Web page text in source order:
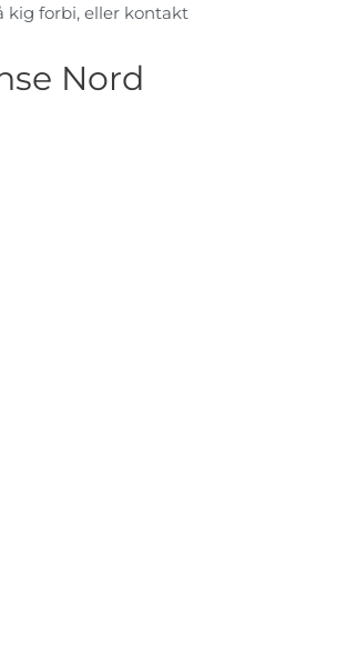
kig forbi, eller kontakt
Nord